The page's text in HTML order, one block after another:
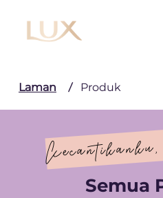
Laman Produk
Products
Semua